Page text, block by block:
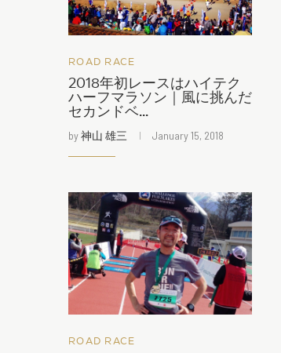
ROAD RACE
2018年初レースはハイテク
ハーフマラソン｜風に挑んだ
セカンドベ...
by神山 雄三 January 15, 2018
ROAD RACE